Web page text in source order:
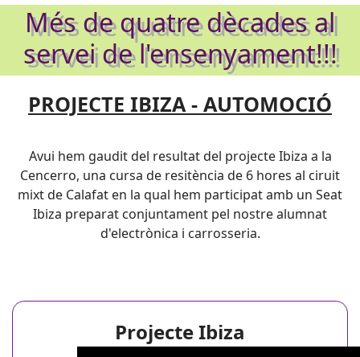
Més de quatre dècades al
servei de l'ensenyament!!!
PROJECTE IBIZA - AUTOMOCIÓ
Avui hem gaudit del resultat del projecte Ibiza a la
Cencerro, una cursa de resitència de 6 hores al ciruit
mixt de Calafat en la qual hem participat amb un Seat
Ibiza preparat conjuntament pel nostre alumnat
d'electrònica i carrosseria.
Projecte Ibiza